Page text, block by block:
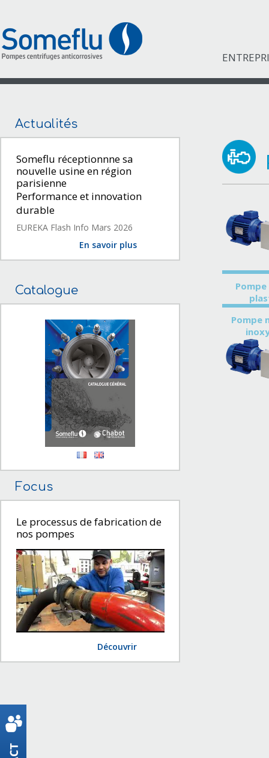
Actualités
Someflu réceptionnne sa
nouvelle usine en région
parisienne
Performance et innovation
durable
EUREKA Flash Info Mars 2026
En savoir plus
Catalogue
Focus
Le processus de fabrication de
nos pompes
Découvrir
Pompe